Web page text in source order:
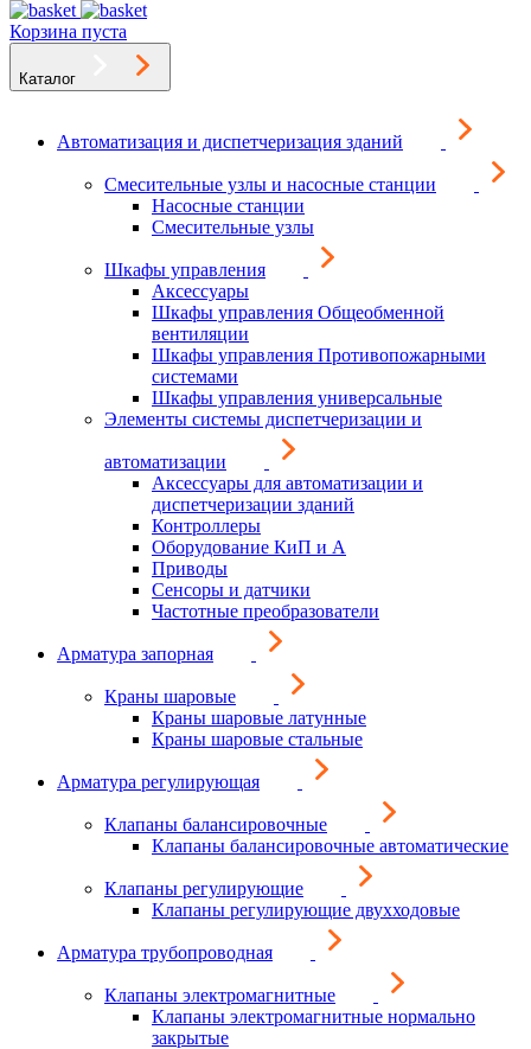
Корзина пуста
Каталог
Автоматизация и диспетчеризация зданий
Смесительные узлы и насосные станции
Насосные станции
Смесительные узлы
Шкафы управления
Аксессуары
Шкафы управления Общеобменной
вентиляции
Шкафы управления Противопожарными
системами
Шкафы управления универсальные
Элементы системы диспетчеризации и
автоматизации
Аксессуары для автоматизации и
диспетчеризации зданий
Контроллеры
Оборудование КиП и А
Приводы
Сенсоры и датчики
Частотные преобразователи
Арматура запорная
Краны шаровые
Краны шаровые латунные
Краны шаровые стальные
Арматура регулирующая
Клапаны балансировочные
Клапаны балансировочные автоматические
Клапаны регулирующие
Клапаны регулирующие двухходовые
Арматура трубопроводная
Клапаны электромагнитные
Клапаны электромагнитные нормально
закрытые